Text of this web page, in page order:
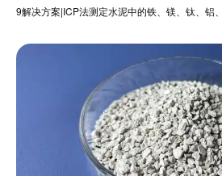
9解决方案|ICP法测定水泥中的铁、镁、钛、铝